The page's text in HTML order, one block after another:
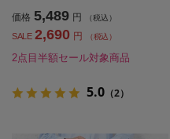
価格 5,489 円 （税込）
SALE 2,690 円 （税込）
2点目半額セール対象商品
5.0 （2）